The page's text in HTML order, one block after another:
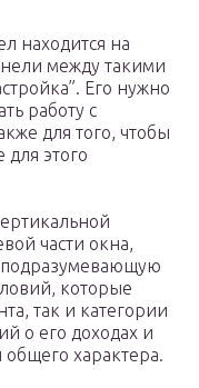
находится на
между такими
Его нужно
работу с
для того, чтобы
этого
части окна,
которые
так и категории
о его доходах и
характера.